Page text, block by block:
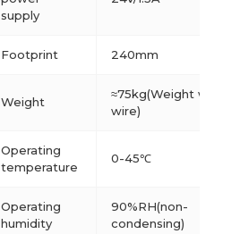
supply
Footprint 240mm
Weight
≈75kg(Weight
wire)
Operating
temperature
0-45℃
Operating
humidity
90%RH(non-
condensing)